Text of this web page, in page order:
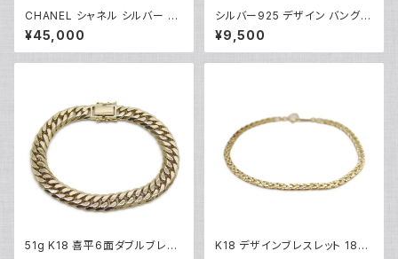
CHANEL シャネル シルバー バ
ングル ブレスレット Y03568
¥45,000
シルバー925 デザイン バングル
ブレスレット Y04926
¥9,500
51g K18 喜平6面ダブルブレス
K18 デザインブレスレット 18金